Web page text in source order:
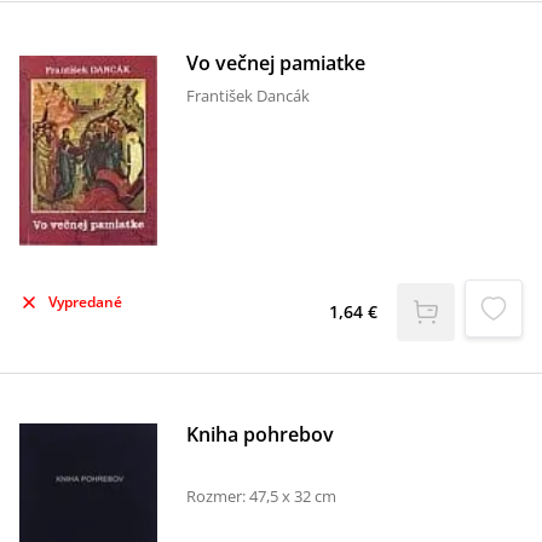
Vo večnej pamiatke
František Dancák
Vypredané 1,64 €
Kniha pohrebov
Rozmer: 47,5 x 32 cm